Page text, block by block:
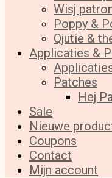
Wisj
Poppy &
Qjutie &
Applicaties &
Patches
Hej
Sale
Nieuwe
Coupons
Contact
Mijn account